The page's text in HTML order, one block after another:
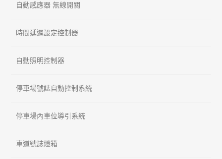
自動感應器 無線開關
時間延遲設定控制器
自動照明控制器
停車場號誌自動控制系統
停車場內車位導引系統
車道號誌燈箱